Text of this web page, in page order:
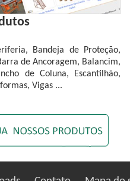
Bandeja de Proteção,
de Ancoragem, Balancim,
de Coluna, Escantilhão,
Vigas ...